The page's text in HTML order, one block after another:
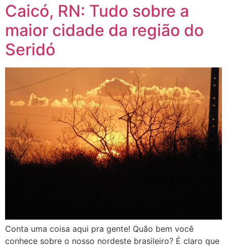
Caicó, RN: Tudo sobre a
maior cidade da região do
Seridó
Conta uma coisa aqui pra gente! Quão bem você
conhece sobre o nosso nordeste brasileiro? É claro que